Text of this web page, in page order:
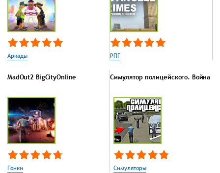
Аркады РПГ
MadOut2 BigCityOnline
Гонки
Симулятор полицейского. Война
Симуляторы